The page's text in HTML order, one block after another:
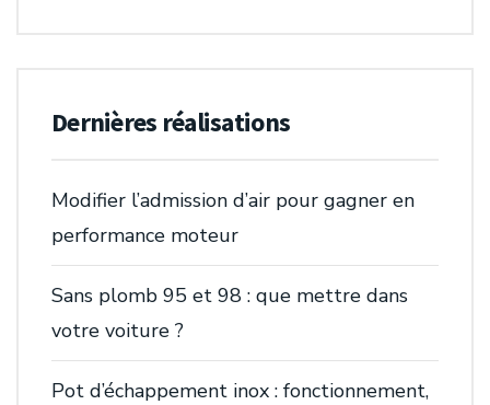
Dernières réalisations
Modifier l’admission d’air pour gagner en
performance moteur
Sans plomb 95 et 98 : que mettre dans
votre voiture ?
Pot d’échappement inox : fonctionnement,